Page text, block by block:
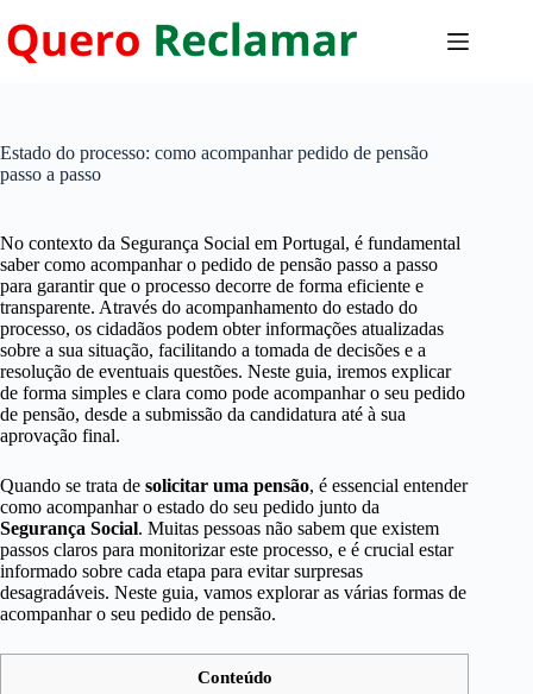
para
o
Estado do processo: como acompanhar pedido de pensão
passo a passo
No contexto da Segurança Social em Portugal, é fundamental
saber como acompanhar o pedido de pensão passo a passo
para garantir que o processo decorre de forma eficiente e
transparente. Através do acompanhamento do estado do
processo, os cidadãos podem obter informações atualizadas
sobre a sua situação, facilitando a tomada de decisões e a
resolução de eventuais questões. Neste guia, iremos explicar
de forma simples e clara como pode acompanhar o seu pedido
de pensão, desde a submissão da candidatura até à sua
aprovação final.
Quando se trata de solicitar uma pensão, é essencial entender
como acompanhar o estado do seu pedido junto da
Segurança Social. Muitas pessoas não sabem que existem
passos claros para monitorizar este processo, e é crucial estar
informado sobre cada etapa para evitar surpresas
desagradáveis. Neste guia, vamos explorar as várias formas de
acompanhar o seu pedido de pensão.
Conteúdo